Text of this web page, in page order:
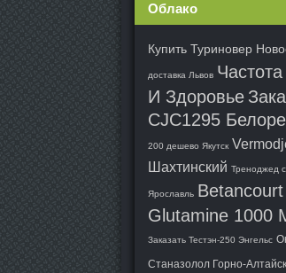
Облако
Купить Туриновер
доставка Львов
И Здоровье
CJC1295
200 дешево Якутск
Шахтинский Треноджед
Ярославль
Glutamine 1000
Заказать Тестэн-250 Энгельс
Станазолол Горно-Алтайск